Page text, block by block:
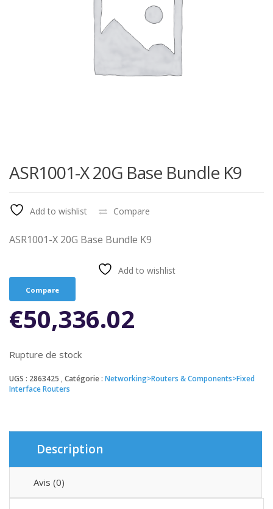
ASR1001-X 20G Base Bundle K9
Add to wishlist Compare
ASR1001-X 20G Base Bundle K9
Add to wishlist
Compare
€50,336.02
Rupture de stock
UGS : 2863425 Catégorie : Networking>Routers & Components>Fixed
Interface Routers
Description
Avis (0)